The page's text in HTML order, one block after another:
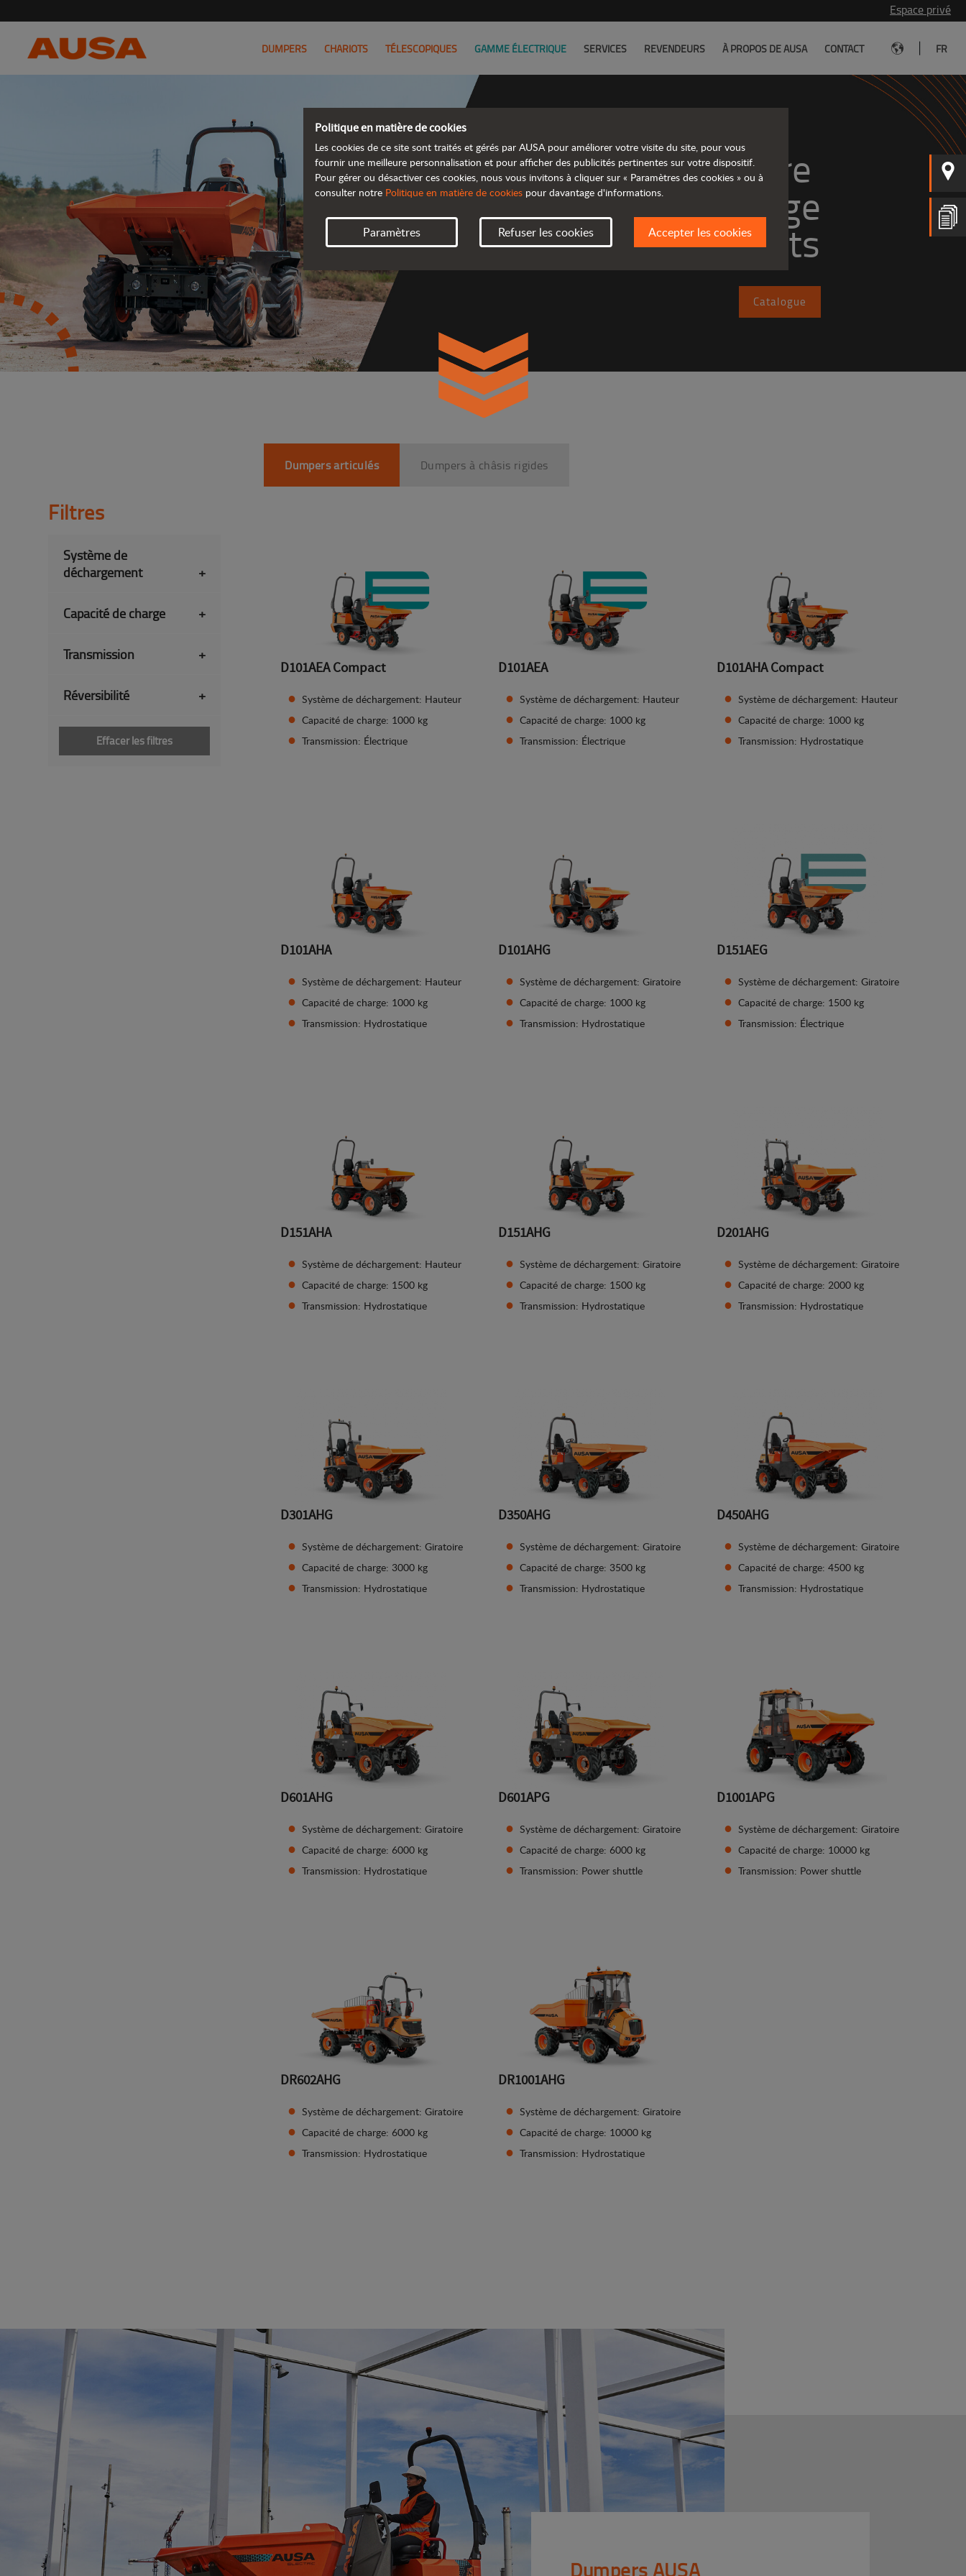
Espace privé
DUMPERS CHARIOTS TÉLESCOPIQUES GAMME ÉLECTRIQUE SERVICES REVENDEURS À PROPOS DE AUSA CONTACT FR
Découvrez notre
large
gamme de produits
Catalogue
Filtres
Système de
déchargement
+
Capacité de charge +
Transmission +
Réversibilité +
Effacer les filtres
Dumpers articulés Dumpers à châsis rigides
D101AEA Compact
Système de déchargement: Hauteur
Capacité de charge: 1000 kg
Transmission: Électrique
D101AEA
Système de déchargement: Hauteur
Capacité de charge: 1000 kg
Transmission: Électrique
D101AHA Compact
Système de déchargement: Hauteur
Capacité de charge: 1000 kg
Transmission: Hydrostatique
D101AHA
Système de déchargement: Hauteur
Capacité de charge: 1000 kg
Transmission: Hydrostatique
D101AHG
Système de déchargement: Giratoire
Capacité de charge: 1000 kg
Transmission: Hydrostatique
D151AEG
Système de déchargement: Giratoire
Capacité de charge: 1500 kg
Transmission: Électrique
D151AHA
Système de déchargement: Hauteur
Capacité de charge: 1500 kg
Transmission: Hydrostatique
D151AHG
Système de déchargement: Giratoire
Capacité de charge: 1500 kg
Transmission: Hydrostatique
D201AHG
Système de déchargement: Giratoire
Capacité de charge: 2000 kg
Transmission: Hydrostatique
D301AHG
Système de déchargement: Giratoire
Capacité de charge: 3000 kg
Transmission: Hydrostatique
D350AHG
Système de déchargement: Giratoire
Capacité de charge: 3500 kg
Transmission: Hydrostatique
D450AHG
Système de déchargement: Giratoire
Capacité de charge: 4500 kg
Transmission: Hydrostatique
D601AHG
Système de déchargement: Giratoire
Capacité de charge: 6000 kg
Transmission: Hydrostatique
D601APG
Système de déchargement: Giratoire
Capacité de charge: 6000 kg
Transmission: Power shuttle
D1001APG
Système de déchargement: Giratoire
Capacité de charge: 10000 kg
Transmission: Power shuttle
DR602AHG
Système de déchargement: Giratoire
Capacité de charge: 6000 kg
Transmission: Hydrostatique
DR1001AHG
Système de déchargement: Giratoire
Capacité de charge: 10000 kg
Transmission: Hydrostatique
Dumpers AUSA
Politique en matière de cookies
Les cookies de ce site sont traités et gérés par AUSA pour améliorer votre visite du site, pour vous
fournir une meilleure personnalisation et pour afficher des publicités pertinentes sur votre dispositif.
Pour gérer ou désactiver ces cookies, nous vous invitons à cliquer sur « Paramètres des cookies » ou à
consulter notre Politique en matière de cookies pour davantage d'informations.
Paramètres Refuser les cookies Accepter les cookies